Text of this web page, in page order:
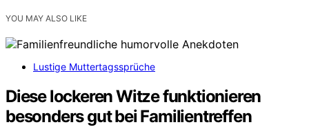
YOU MAY ALSO LIKE
Lustige Muttertagssprüche
Diese lockeren Witze funktionieren
besonders gut bei Familientreffen